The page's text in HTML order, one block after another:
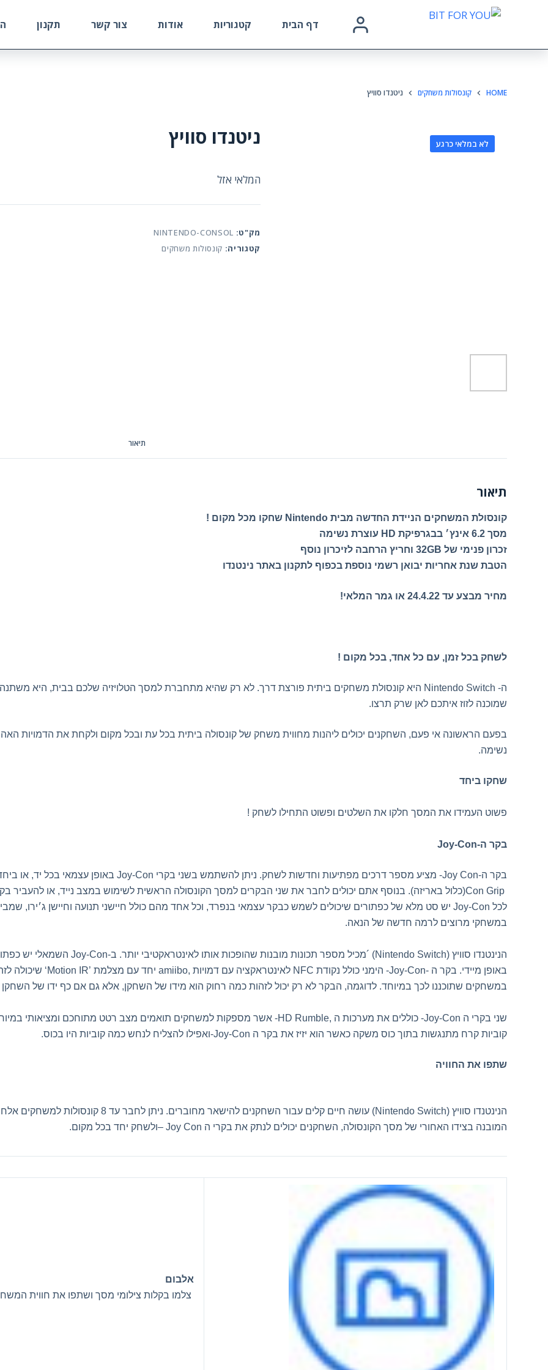
דף הבית קטגוריות אודות צור קשר תקנון
HOME קונסולות משחקים ניטנדו סוויץ
לא במלאי כרגע ניטנדו סוויץ
המלאי אזל
מק"ט: NINTENDO-CONSOL
קטגוריה: קונסולות משחקים
תיאור
תיאור
קונסולת המשחקים הניידת החדשה מבית Nintendo שחקו מכל מקום !
מסך 6.2 אינץ׳ בבגרפיקת
עוצרת נשימה HD
זכרון פנימי של 32GB
וחריץ הרחבה לזיכרון נוסף
הטבת שנת אחריות יבואן רשמי נוספת בכפוף לתקנון באתר נינטנדו
מחיר מבצע עד 24.4.22 או גמר המלאי!
לשחק בכל זמן, עם כל אחד, בכל מקום !
ה- Nintendo Switch
שמוכנה לזוז איתכם לאן שרק תרצו.
בפעם הראשונה אי פעם, השחקנים יכולים ליהנות מחווית משחק של קונסולה ביתית בכל עת ובכל מקום ולקחת את הדמויות
נשימה.
שחקו ביחד
פשוט העמידו את המסך חלקו את השלטים ופשוט התחילו לשחק !
בקר הJoy-Con-
בקר ה-Joy Con- מציע מספר דרכים מפתיעות וחדשות לשחק. ניתן להשתמש בשני בקרי Joy-Con באופן עצמאי בכל יד, או
Con Grip(כלול באריזה). בנוסף אתם יכולים לחבר את שני הבקרים למסך הקונסולה הראשית לשימוש במצב נייד, או
לכל Joy-Con יש סט מלא של כפתורים שיכולים לשמש כבקר עצמאי בנפרד, וכל אחד מהם כולל חיישני תנועה וחיישן ג׳ירו,
במשחקי מרוצים לרמה חדשה של הנאה.
הנינטנדו סוויץ ´ (Nintendo Switch)מכיל מספר תכונות מובנות שהופכות אותו לאינטראקטיבי יותר. בJoy-Con- השמאלי יש
באופן מיידי. בקר ה -Joy-Con- הימני כולל נקודת NFCלאינטראקציה עם דמויות amiibo, יחד עם מצלמת ‘Motion IR’ שיכולה
במשחקים שתוכננו לכך במיוחד. לדוגמה, הבקר לא רק יכול לזהות כמה רחוק הוא מידו של השחקן, אלא גם אם כף ידו של השחקן
שני בקרי ה -Joy-Con כוללים את מערכות ה -HD Rumble, אשר מספקות למשחקים תואמים מצב רטט מתוחכם ומציאותי
קוביות קרח מתנגשות בתוך כוס משקה כאשר הוא יזיז את בקר ה -Joy-Conואפילו להצליח לנחש כמה קוביות היו בכוס.
שתפו את החוויה
הנינטנדו סוויץ (Nintendo Switch)
עושה חיים קלים עבור השחקנים להישאר
המובנה בצידו האחורי של מסך הקונסולה, השחקנים יכולים לנתק את בקרי ה – Joy Conולשחק יחד בכל מקום.
אלבום
צלמו בקלות צילומי מסך ושתפו את חווית